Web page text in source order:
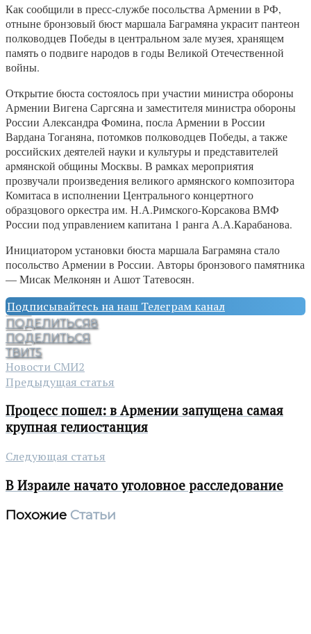
Как сообщили в пресс-службе посольства Армении в РФ,
отныне бронзовый бюст маршала Баграмяна украсит пантеон
полководцев Победы в центральном зале музея, хранящем
память о подвиге народов в годы Великой Отечественной
войны.
Открытие бюста состоялось при участии министра обороны
Армении Вигена Саргсяна и заместителя министра обороны
России Александра Фомина, посла Армении в России
Вардана Тоганяна, потомков полководцев Победы, а также
российских деятелей науки и культуры и представителей
армянской общины Москвы. В рамках мероприятия
прозвучали произведения великого армянского композитора
Комитаса в исполнении Центрального концертного
образцового оркестра им. Н.А.Римского-Корсакова ВМФ
России под управлением капитана 1 ранга А.А.Карабанова.
Инициатором установки бюста маршала Баграмяна стало
посольство Армении в России. Авторы бронзового памятника
— Мисак Мелконян и Ашот Татевосян.
Подписывайтесь на наш Телеграм канал
ПОДЕЛИТЬСЯ8
ПОДЕЛИТЬСЯ
ТВИТ5
Новости СМИ2
Предыдущая статья
Процесс пошел: в Армении запущена самая
крупная гелиостанция
Следующая статья
В Израиле начато уголовное расследование
Похожие Статьи